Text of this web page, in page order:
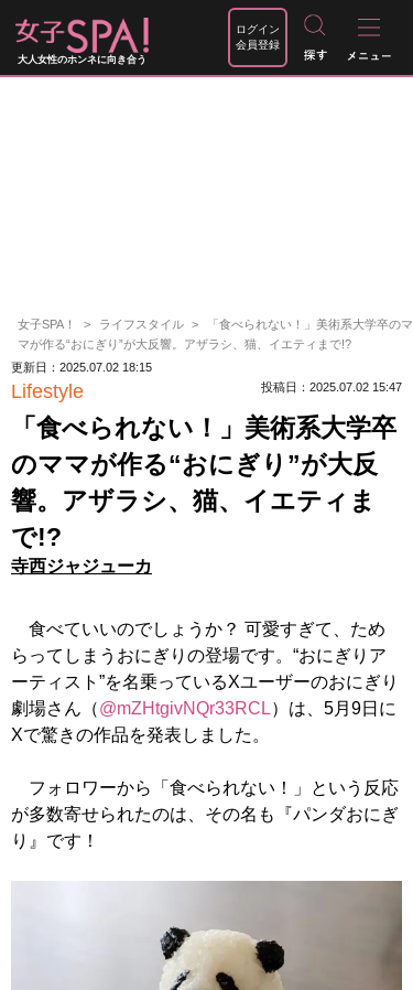
大人女性のホンネに向き合う
ログイン
会員登録
女子SPA！ ライフスタイル
「食べられない！」美術系大学卒のマ
マが作る“おにぎり”が大反響。アザラシ、猫、イエティまで!?
更新日：2025.07.02 18:15
Lifestyle 投稿日：2025.07.02 15:47
「食べられない！」美術系大学卒
のママが作る“おにぎり”が大反
響。アザラシ、猫、イエティま
で!?
寺西ジャジューカ
食べていいのでしょうか？ 可愛すぎて、ため
らってしまうおにぎりの登場です。“おにぎりア
ーティスト”を名乗っているXユーザーのおにぎり
劇場さん（@mZHtgivNQr33RCL）は、5月9日に
Xで驚きの作品を発表しました。
フォロワーから「食べられない！」という反応
が多数寄せられたのは、その名も『パンダおにぎ
り』です！